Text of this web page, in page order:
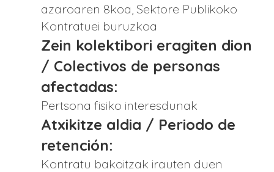
azaroaren 8koa, Sektore Publikoko
Kontratuei buruzkoa
Zein kolektibori eragiten dion
/ Colectivos de personas
afectadas:
Pertsona fisiko interesdunak
Atxikitze aldia / Periodo de
retención:
Kontratu bakoitzak irauten duen